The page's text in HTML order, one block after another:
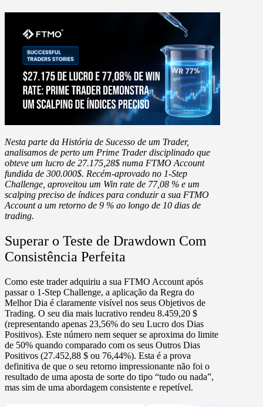
Nesta parte da História de Sucesso de um Trader,
analisamos de perto um Prime Trader disciplinado que
obteve um lucro de 27.175,28$ numa FTMO Account
fundida de 300.000$. Recém-aprovado no 1-Step
Challenge, aproveitou um Win rate de 77,08 % e um
scalping preciso de índices para conduzir a sua FTMO
Account a um retorno de 9 % ao longo de 10 dias de
trading.
Superar o Teste de Drawdown Com
Consistência Perfeita
Como este trader adquiriu a sua FTMO Account após
passar o 1-Step Challenge, a aplicação da Regra do
Melhor Dia é claramente visível nos seus Objetivos de
Trading. O seu dia mais lucrativo rendeu 8.459,20 $
(representando apenas 23,56% do seu Lucro dos Dias
Positivos). Este número nem sequer se aproxima do limite
de 50% quando comparado com os seus Outros Dias
Positivos (27.452,88 $ ou 76,44%). Esta é a prova
definitiva de que o seu retorno impressionante não foi o
resultado de uma aposta de sorte do tipo “tudo ou nada”,
mas sim de uma abordagem consistente e repetível.